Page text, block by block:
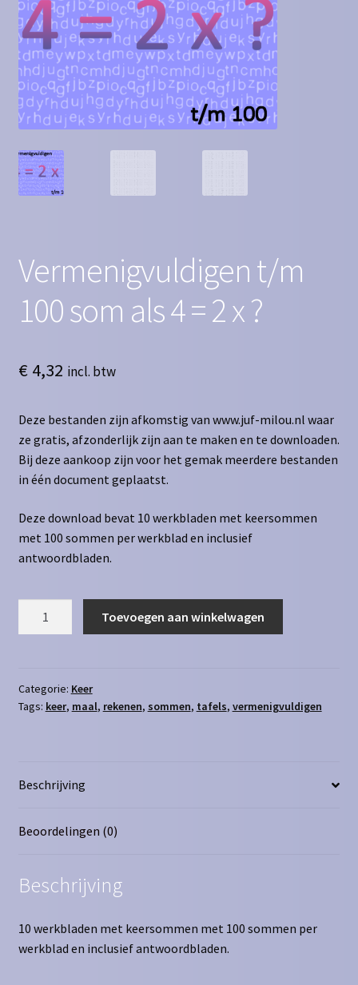
Contact
Homepagina
Mijn account
Privacy Policy
Winkelmand
Vermenigvuldigen t/m
100 som als 4 = 2 x ?
€4,32 incl. btw
Deze bestanden zijn afkomstig van www.juf-milou.nl waar
ze gratis, afzonderlijk zijn aan te maken en te downloaden.
Bij deze aankoop zijn voor het gemak meerdere bestanden
in één document geplaatst.
Deze download bevat 10 werkbladen met keersommen
met 100 sommen per werkblad en inclusief
antwoordbladen.
als
4
?
Toevoegen aan winkelwagen
Categorie: Keer
Tags: keer, maal, rekenen, sommen, tafels, vermenigvuldigen
Beschrijving
Beoordelingen (0)
Beschrijving
10 werkbladen met keersommen met 100 sommen per
werkblad en inclusief antwoordbladen.